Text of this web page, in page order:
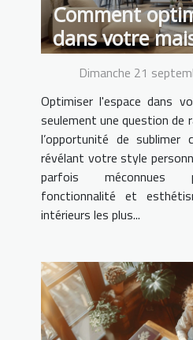
Comment
dans votre
améliorant son
Dimanche 21
Optimiser l'espace dans
seulement une question de
l’opportunité de sublimer
révélant votre style
parfois méconnues
fonctionnalité et
intérieurs les plus...